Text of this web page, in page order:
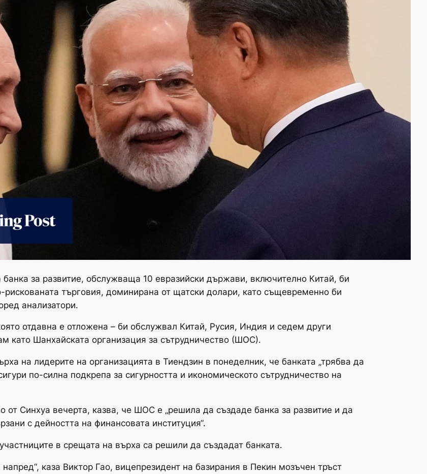
за развитие, обслужваща 10 евразийски държави, включително Китай, би
рискованата търговия, доминирана от щатски долари, като същевременно би
анализатори.
отдавна е отложена – би обслужвал Китай, Русия, Индия и седем други
като Шанхайската организация за сътрудничество (ШОС).
на лидерите на организацията в Тиендзин в понеделник, че банката „трябва да
по-силна подкрепа за сигурността и икономическото сътрудничество на
от Синхуа вечерта, казва, че ШОС е „решила да създаде банка за развитие и да
с дейността на финансовата институция“.
в срещата на върха са решили да създадат банката.
каза Виктор Гао, вицепрезидент на базирания в Пекин мозъчен тръст